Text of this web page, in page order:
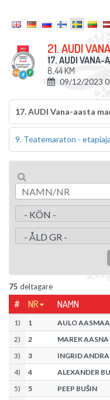
21. AUDI
17. AUDI VANA-
8,44 KM
09/12/2023
17. AUDI Vana-aasta
9. Teatemaraton -
75 deltagare
# NR NAMN
1) 1
AULO AASMAA
2) 2
MAREK AASNA
3) 3
INGRID
4) 4
ALEXANDER
5) 5
PEEP BUŠIN